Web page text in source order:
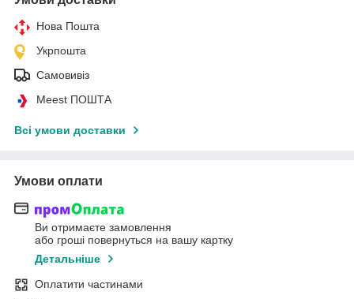
Нова Пошта
Укрпошта
Самовивіз
Meest ПОШТА
Всі умови доставки
Умови оплати
Ви отримаєте замовлення
або гроші повернуться на вашу картку
Детальніше
Оплатити частинами